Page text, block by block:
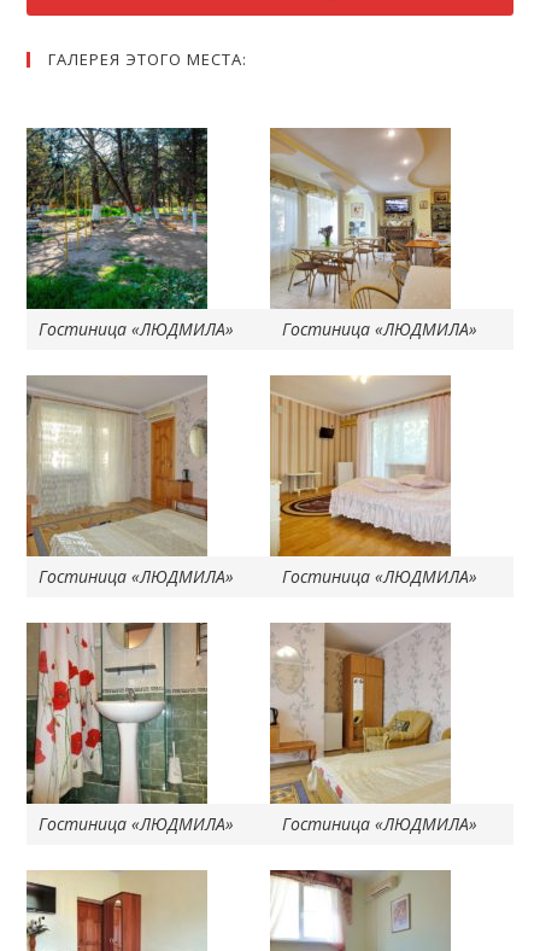
ГАЛЕРЕЯ ЭТОГО МЕСТА:
Гостиница «ЛЮДМИЛА» Гостиница «ЛЮДМИЛА»
Гостиница «ЛЮДМИЛА» Гостиница «ЛЮДМИЛА»
Гостиница «ЛЮДМИЛА» Гостиница «ЛЮДМИЛА»